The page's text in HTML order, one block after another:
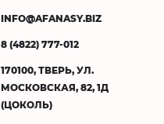
INFO@AFANASY.BIZ
8 (4822) 777-012
170100, ТВЕРЬ, УЛ.
МОСКОВСКАЯ, 82, 1Д
(ЦОКОЛЬ)